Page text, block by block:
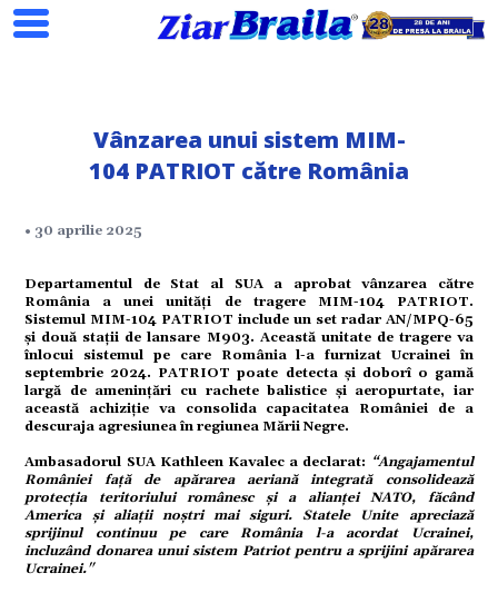
Vânzarea unui sistem MIM-
104 PATRIOT către România
• 30 aprilie 2025
Departamentul de Stat al SUA a aprobat vânzarea către
România a unei unități de tragere MIM-104 PATRIOT.
Sistemul MIM-104 PATRIOT include un set radar AN/MPQ-65
și două stații de lansare M903. Această unitate de tragere va
înlocui sistemul pe care România l-a furnizat Ucrainei în
septembrie 2024. PATRIOT poate detecta și doborî o gamă
largă de amenințări cu rachete balistice și aeropurtate, iar
această achiziție va consolida capacitatea României de a
descuraja agresiunea în regiunea Mării Negre.
Ambasadorul SUA Kathleen Kavalec a declarat: “Angajamentul
României față de apărarea aeriană integrată consolidează
protecția teritoriului românesc și a alianței NATO, făcând
America și aliații noștri mai siguri. Statele Unite apreciază
sprijinul continuu pe care România l-a acordat Ucrainei,
incluzând donarea unui sistem Patriot pentru a sprijini apărarea
Ucrainei."